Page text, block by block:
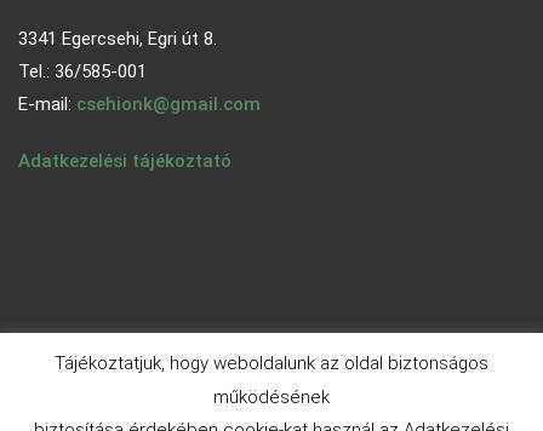
3341 Egercsehi, Egri út 8.
Tel.: 36/585-001
E-mail: csehionk@gmail.com
Adatkezelési tájékoztató
Tájékoztatjuk, hogy weboldalunk az oldal biztonságos
működésének